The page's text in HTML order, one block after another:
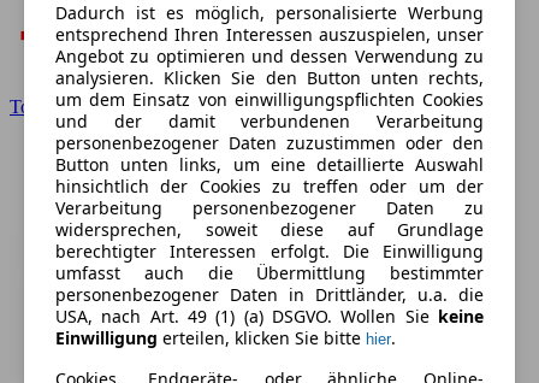
Toyota
Dadurch ist es möglich, personalisierte Werbung
entsprechend Ihren Interessen auszuspielen, unser
Angebot zu optimieren und dessen Verwendung zu
analysieren. Klicken Sie den Button unten rechts,
um dem Einsatz von einwilligungspflichten Cookies
und der damit verbundenen Verarbeitung
personenbezogener Daten zuzustimmen oder den
Button unten links, um eine detaillierte Auswahl
hinsichtlich der Cookies zu treffen oder um der
Verarbeitung personenbezogener Daten zu
widersprechen, soweit diese auf Grundlage
berechtigter Interessen erfolgt. Die Einwilligung
umfasst auch die Übermittlung bestimmter
personenbezogener Daten in Drittländer, u.a. die
USA, nach Art. 49 (1) (a) DSGVO. Wollen Sie keine
Einwilligung erteilen, klicken Sie bitte hier.